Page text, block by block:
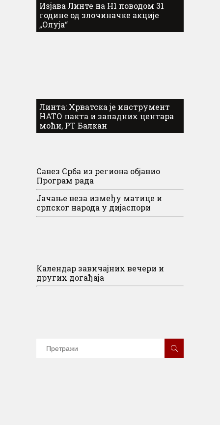
Изјава Линте на Н1 поводом 31
године од злочиначке акције
„Олуја“
Линта: Хрватска је инструмент
НАТО пакта и западних центара
моћи, РТ Балкан
Савез Срба из региона објавио
Програм рада
Јачање веза између матице и
српског народа у дијаспори
Календар завичајних вечери и
других догађаја